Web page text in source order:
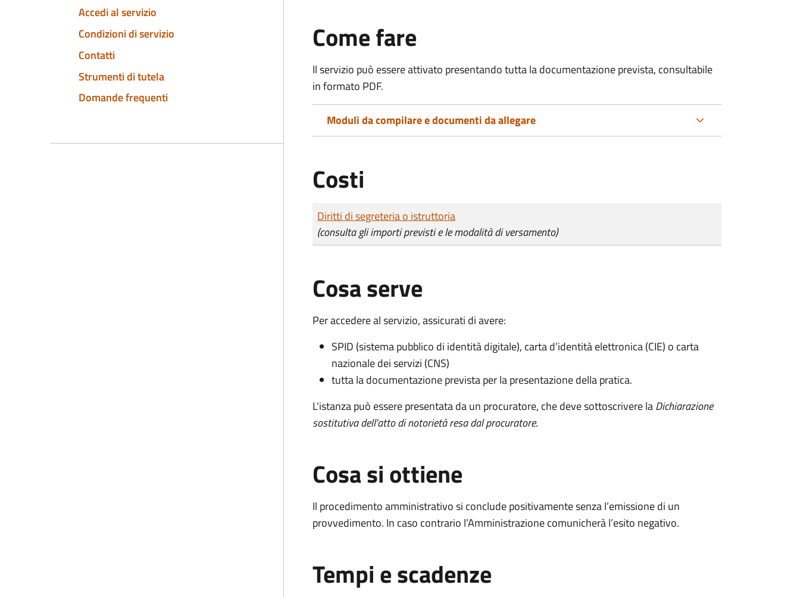
Accedi al servizio
Condizioni di servizio
Contatti
Strumenti di tutela
Domande frequenti
Come fare
Il servizio può essere attivato presentando tutta la documentazione prevista, consultabile
in formato PDF.
Moduli da compilare e documenti da allegare
Costi
Tipo di pagamento
Importo
Diritti di segreteria o istruttoria
(consulta gli importi previsti e le modalità di versamento)
Cosa serve
Per accedere al servizio, assicurati di avere:
SPID (sistema pubblico di identità digitale), carta d’identità elettronica (CIE) o carta
nazionale dei servizi (CNS)
tutta la documentazione prevista per la presentazione della pratica.
L'istanza può essere presentata da un procuratore, che deve sottoscrivere laDichiarazione
sostitutiva dell'atto di notorietà resa dal procuratore.
Cosa si ottiene
Il procedimento amministrativo si conclude positivamente senza l’emissione di un
provvedimento. In caso contrario l’Amministrazione comunicherà l’esito negativo.
Tempi e scadenze